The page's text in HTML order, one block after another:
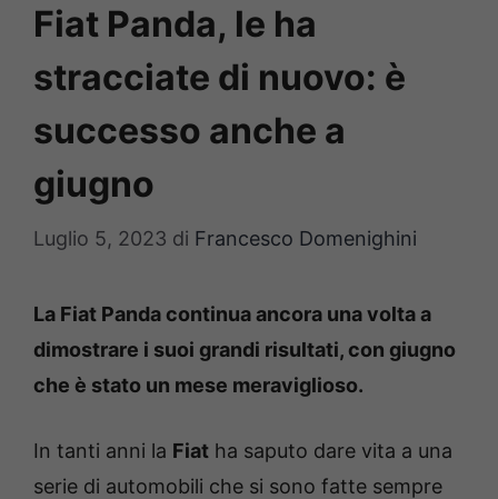
Fiat Panda, le ha
stracciate di nuovo: è
successo anche a
giugno
Luglio 5, 2023 di Francesco Domenighini
La Fiat Panda continua ancora una volta a
dimostrare i suoi grandi risultati, con giugno
che è stato un mese meraviglioso.
In tanti anni la Fiat ha saputo dare vita a una
serie di automobili che si sono fatte sempre